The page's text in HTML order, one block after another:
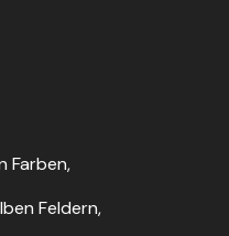
Farben,
Feldern,